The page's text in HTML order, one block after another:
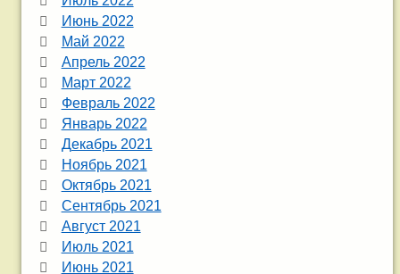
Июнь 2022
Май 2022
Апрель 2022
Март 2022
Февраль 2022
Январь 2022
Декабрь 2021
Ноябрь 2021
Октябрь 2021
Сентябрь 2021
Август 2021
Июль 2021
Июнь 2021